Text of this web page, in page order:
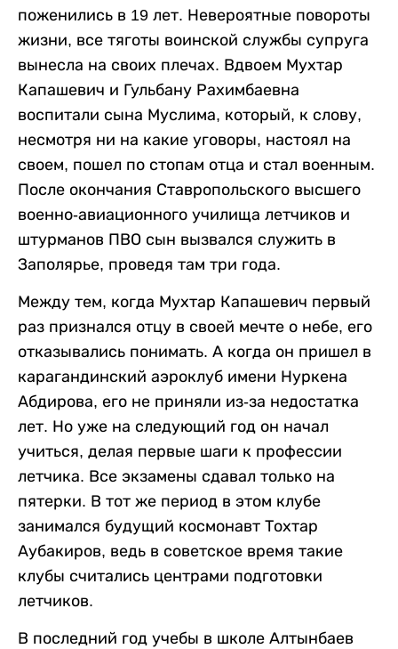
поженились в 19 лет. Невероятные повороты
жизни, все тяготы воинской службы супруга
вынесла на своих плечах. Вдвоем Мухтар
Капашевич и Гульбану Рахимбаевна
воспитали сына Муслима, который, к слову,
несмотря ни на какие уговоры, настоял на
своем, пошел по стопам отца и стал военным.
После окончания Ставропольского высшего
военно-авиационного училища летчиков и
штурманов ПВО сын вызвался служить в
Заполярье, проведя там три года.
Между тем, когда Мухтар Капашевич первый
раз признался отцу в своей мечте о небе, его
отказывались понимать. А когда он пришел в
карагандинский аэроклуб имени Нуркена
Абдирова, его не приняли из-за недостатка
лет. Но уже на следующий год он начал
учиться, делая первые шаги к профессии
летчика. Все экзамены сдавал только на
пятерки. В тот же период в этом клубе
занимался будущий космонавт Тохтар
Аубакиров, ведь в советское время такие
клубы считались центрами подготовки
летчиков.
В последний год учебы в школе Алтынбаев